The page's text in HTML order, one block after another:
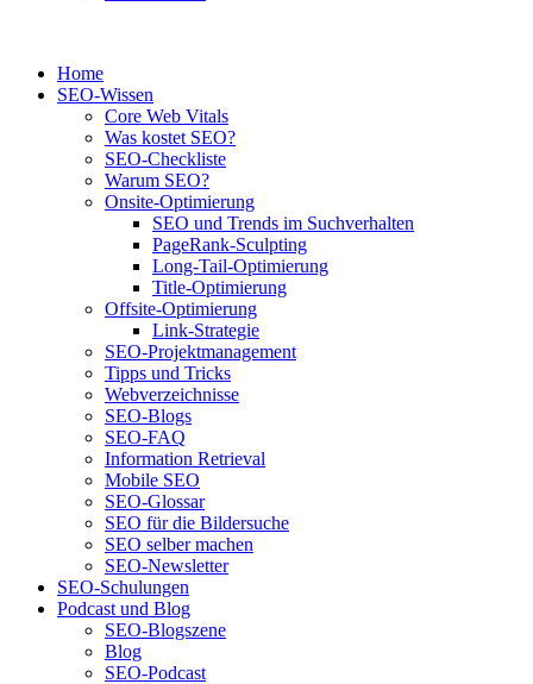
Home
SEO-Wissen
Core Web Vitals
Was kostet SEO?
SEO-Checkliste
Warum SEO?
Onsite-Optimierung
SEO und Trends im Suchverhalten
PageRank-Sculpting
Long-Tail-Optimierung
Title-Optimierung
Offsite-Optimierung
Link-Strategie
SEO-Projektmanagement
Tipps und Tricks
Webverzeichnisse
SEO-Blogs
SEO-FAQ
Information Retrieval
Mobile SEO
SEO-Glossar
SEO für die Bildersuche
SEO selber machen
SEO-Newsletter
SEO-Schulungen
Podcast und Blog
SEO-Blogszene
Blog
SEO-Podcast